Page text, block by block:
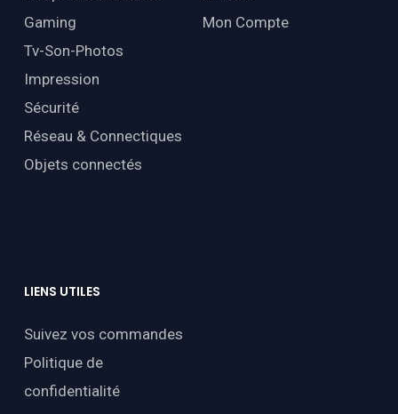
Gaming
Tv-Son-Photos
Impression
Sécurité
Réseau & Connectiques
Objets connectés
Mon Compte
LIENS UTILES
Suivez vos commandes
Politique de
confidentialité